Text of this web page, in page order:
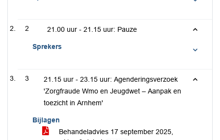
2 21.00 uur - 21.15 uur: Pauze
Sprekers
3
21.15 uur - 23.15 uur: Agenderingsverzoek
'Zorgfraude Wmo en Jeugdwet – Aanpak en
toezicht in Arnhem'
Bijlagen
Behandeladvies 17 september 2025,